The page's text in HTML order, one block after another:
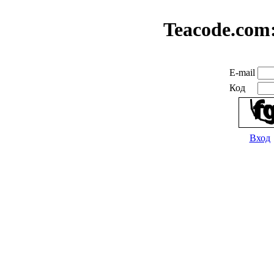
E-mail
Код
Вход